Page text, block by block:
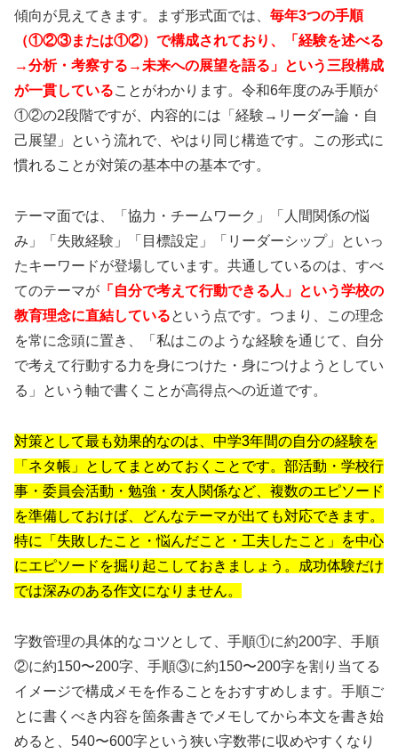
傾向が見えてきます。まず形式面では、 毎年3つの手順
（①②③または①②）で構成されており、「経験を述べる
→分析・考察する→未来への展望を語る」という三段構成
が一貫していることがわかります。令和6年度のみ手順が
①②の2段階ですが、内容的には「経験→リーダー論・自
己展望」という流れで、やはり同じ構造です。この形式に
慣れることが対策の基本中の基本です。
テーマ面では、「協力・チームワーク」「人間関係の悩
み」「失敗経験」「目標設定」「リーダーシップ」といっ
たキーワードが登場しています。共通しているのは、すべ
てのテーマが 「自分で考えて行動できる人」という学校の
教育理念に直結しているという点です。つまり、この理念
を常に念頭に置き、「私はこのような経験を通じて、自分
で考えて行動する力を身につけた・身につけようとしてい
る」という軸で書くことが高得点への近道です。
対策として最も効果的なのは、中学3年間の自分の経験を
「ネタ帳」としてまとめておくことです。部活動・学校行
事・委員会活動・勉強・友人関係など、複数のエピソード
を準備しておけば、どんなテーマが出ても対応できます。
特に「失敗したこと・悩んだこと・工夫したこと」を中心
にエピソードを掘り起こしておきましょう。成功体験だけ
では深みのある作文になりません。
字数管理の具体的なコツとして、手順①に約200字、手順
②に約150〜200字、手順③に約150〜200字を割り当てる
イメージで構成メモを作ることをおすすめします。手順ご
とに書くべき内容を箇条書きでメモしてから本文を書き始
めると、540〜600字という狭い字数帯に収めやすくなり